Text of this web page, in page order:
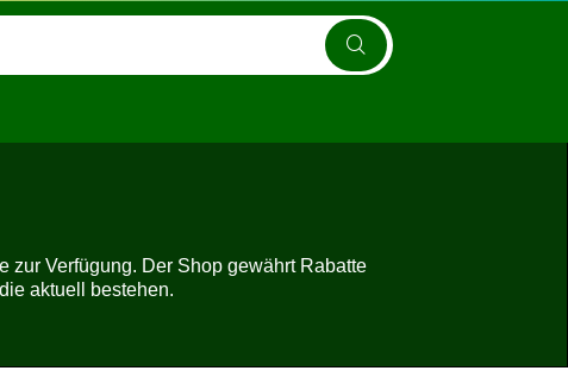
zur Verfügung. Der Shop gewährt Rabatte
aktuell bestehen.